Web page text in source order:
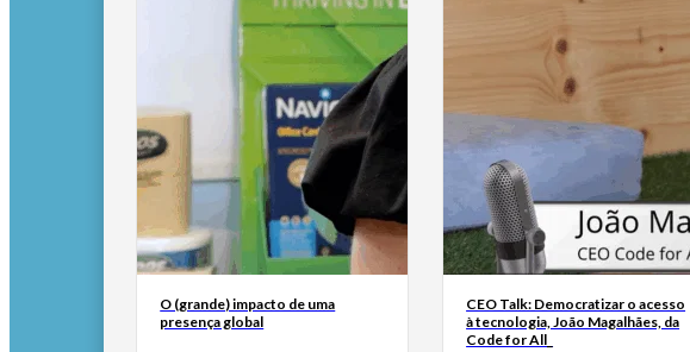
O (grande) impacto de uma
presença global
CEO Talk: Democratizar o acesso
à tecnologia, João Magalhães, da
Code for All_